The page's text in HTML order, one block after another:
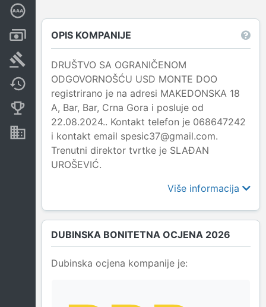
Računi i blokade
Arhiva sudskih objava
Promjene
Konkurentne kompanije
Nekretnine i imovina
OPIS KOMPANIJE
DRUŠTVO SA OGRANIČENOM
ODGOVORNOŠĆU USD MONTE DOO
registrirano je na adresi MAKEDONSKA 18
A, Bar, Bar, Crna Gora i posluje od
22.08.2024.. Kontakt telefon je 068647242
i kontakt email spesic37@gmail.com.
Trenutni direktor tvrtke je SLAĐAN
UROŠEVIĆ.
Više informacija
DUBINSKA BONITETNA OCJENA 2026
Dubinska ocjena kompanije je: